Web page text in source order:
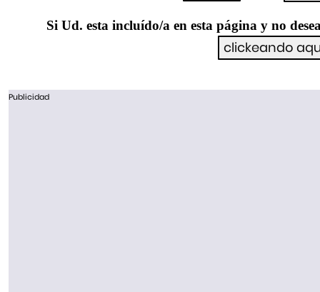
Si Ud. esta incluído/a en esta página y no
Publicidad